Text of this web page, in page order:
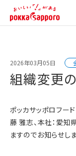
2026年03月05日
組織変更
ポッカサッポロフー
藤 雅志、本社：愛知
ますのでお知らせしま